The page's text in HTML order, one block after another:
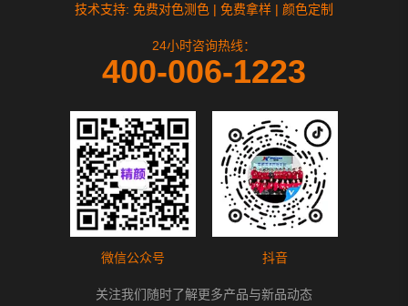
技术支持: 免费对色测色 | 免费拿样 | 颜色定制
24小时咨询热线：
400-006-1223
微信公众号 抖音
关注我们随时了解更多产品与新品动态